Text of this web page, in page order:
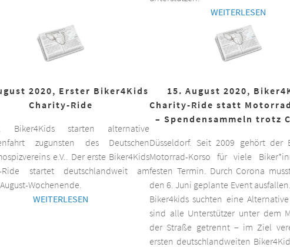
WEITERLESEN
2020, Erster Biker4Kids
Charity-Ride
Biker4Kids starten alternative
zugunsten des Deutschen
e.V.. Der erste Biker4Kids
Ride startet deutschlandweit am
Wochenende.
WEITERLESEN
15. August 2020,
Charity-Ride statt
– Spendensammeln trotz
Düsseldorf. Seit 2009 gehört der
Motorrad-Korso für viele
festen Termin. Durch Corona
den 6. Juni geplante Event
Biker4kids suchten eine
sind alle Unterstützer unter dem
der Straße getrennt – im Ziel
ersten deutschlandweiten